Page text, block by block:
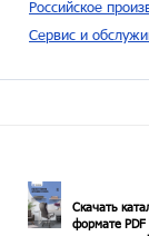
Российское
Сервис и
Скачать
формате